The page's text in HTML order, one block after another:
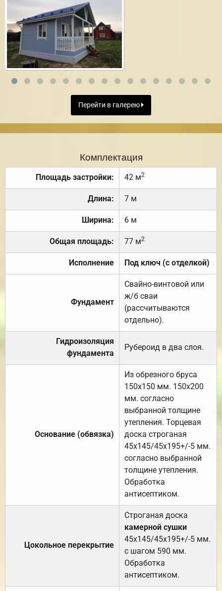
Перейти в галерею
Комплектация
Площадь застройки: 42 м2
Длина: 7 м
Ширина: 6 м
Общая площадь: 77 м2
Исполнение Под ключ (с отделкой)
Фундамент
Свайно-винтовой или
ж/б сваи
(рассчитываются
отдельно).
Гидроизоляция
фундамента
Рубероид в два слоя.
Основание (обвязка)
Из обрезного бруса
150х150 мм. 150х200
мм. согласно
выбранной толщине
утепления. Торцевая
доска строганая
45х145/45х195+/-5 мм.
согласно выбранной
толщине утепления.
Обработка
антисептиком.
Цокольное перекрытие
Строганая доска
камерной сушки
45х145/45х195+/-5 мм.
с шагом 590 мм.
Обработка
антисептиком.